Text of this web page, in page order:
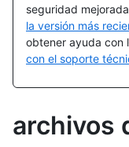
seguridad
la versión más
obtener ayuda con
con el soporte
archivos